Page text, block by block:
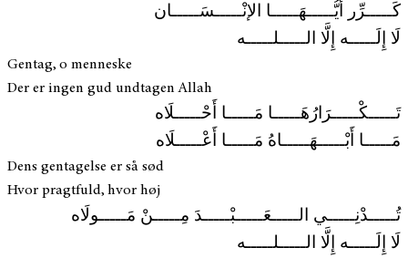
كَـــــرِّر أَيُّـــــهَـــــا الإنْـــــسَـــــان
لَا إِلَـــــه إِلَّا الـــــلـــــه
Gentag, o menneske
Der er ingen gud undtagen Allah
تَـــــكْـــــرَارُهَـــــا مَـــــا أَحْـــــلَاه
مَـــــا أَبْـــــهَـــــاهُ مَـــــا أَعْـــــلَاه
Dens gentagelse er så sød
Hvor pragtfuld, hvor høj
تُـــــدْنِـــــي الـــــعَـــــبْـــــدَ مِـــــنْ مَـــــولَاه
لَا إِلَـــــه إِلَّا الـــــلـــــه